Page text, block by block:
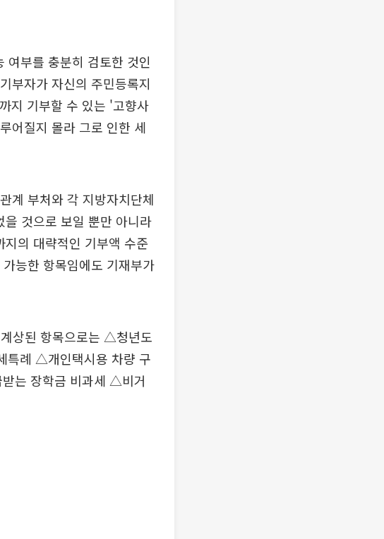
부를 충분히 검토한 것인
부자가 자신의 주민등록지
지 기부할 수 있는 '고향사
어질지 몰라 그로 인한 세
계 부처와 각 지방자치단체
것으로 보일 뿐만 아니라
의 대략적인 기부액 수준
능한 항목임에도 기재부가
상된 항목으로는 △청년도
특례 △개인택시용 차량 구
는 장학금 비과세 △비거